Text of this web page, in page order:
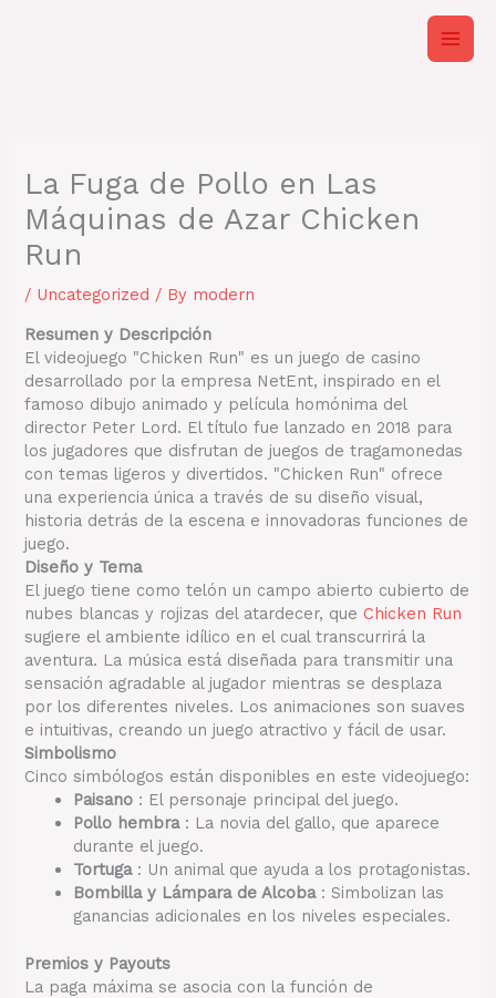
La Fuga de Pollo en Las
Máquinas de Azar Chicken
Run
/ Uncategorized / By modern
Resumen y Descripción
El videojuego "Chicken Run" es un juego de casino
desarrollado por la empresa NetEnt, inspirado en el
famoso dibujo animado y película homónima del
director Peter Lord. El título fue lanzado en 2018 para
los jugadores que disfrutan de juegos de tragamonedas
con temas ligeros y divertidos. "Chicken Run" ofrece
una experiencia única a través de su diseño visual,
historia detrás de la escena e innovadoras funciones de
juego.
Diseño y Tema
El juego tiene como telón un campo abierto cubierto de
nubes blancas y rojizas del atardecer, que Chicken Run
sugiere el ambiente idílico en el cual transcurrirá la
aventura. La música está diseñada para transmitir una
sensación agradable al jugador mientras se desplaza
por los diferentes niveles. Los animaciones son suaves
e intuitivas, creando un juego atractivo y fácil de usar.
Simbolismo
Cinco simbólogos están disponibles en este videojuego:
Paisano : El personaje principal del juego.
Pollo hembra : La novia del gallo, que aparece
durante el juego.
Tortuga : Un animal que ayuda a los protagonistas.
Bombilla y Lámpara de Alcoba : Simbolizan las
ganancias adicionales en los niveles especiales.
Premios y Payouts
La paga máxima se asocia con la función de